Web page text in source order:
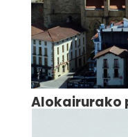
Alokairurako